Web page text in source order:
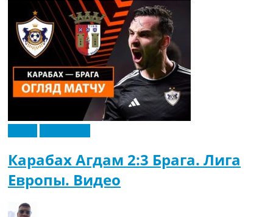
Карабах Агдам 2:3 Брага. Лига
Европы. Видео